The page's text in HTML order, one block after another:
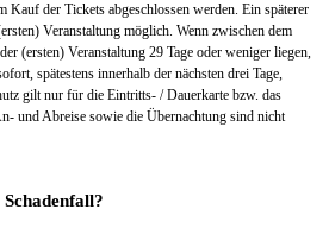
Kauf der Tickets abgeschlossen werden. Ein späterer
Veranstaltung möglich. Wenn zwischen dem
(ersten) Veranstaltung 29 Tage oder weniger liegen,
spätestens innerhalb der nächsten drei Tage,
gilt nur für die Eintritts- / Dauerkarte bzw. das
und Abreise sowie die Übernachtung sind nicht